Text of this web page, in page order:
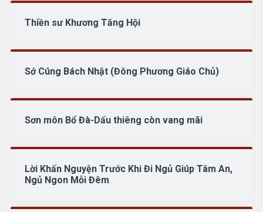
Thiền sư Khương Tăng Hội
Sớ Cúng Bách Nhật (Đông Phương Giáo Chủ)
Sơn môn Bổ Đà-Dấu thiêng còn vang mãi
Lời Khấn Nguyện Trước Khi Đi Ngủ Giúp Tâm An,
Ngủ Ngon Mỗi Đêm